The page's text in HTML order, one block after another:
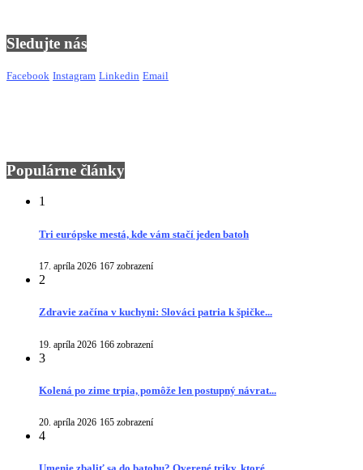
Sledujte nás
Facebook Instagram Linkedin Email
Populárne články
1
Tri európske mestá, kde vám stačí jeden batoh
17. apríla 2026 167 zobrazení
2
Zdravie začína v kuchyni: Slováci patria k špičke...
19. apríla 2026 166 zobrazení
3
Kolená po zime trpia, pomôže len postupný návrat...
20. apríla 2026 165 zobrazení
4